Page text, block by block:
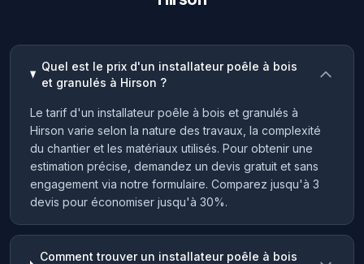
Quel est le prix d'un installateur poêle à bois
et granulés à Hirson ?
Le tarif d'un installateur poêle à bois et granulés à
Hirson varie selon la nature des travaux, la complexité
du chantier et les matériaux utilisés. Pour obtenir une
estimation précise, demandez un devis gratuit et sans
engagement via notre formulaire. Comparez jusqu'à 3
devis pour économiser jusqu'à 30%.
Comment trouver un installateur poêle à bois